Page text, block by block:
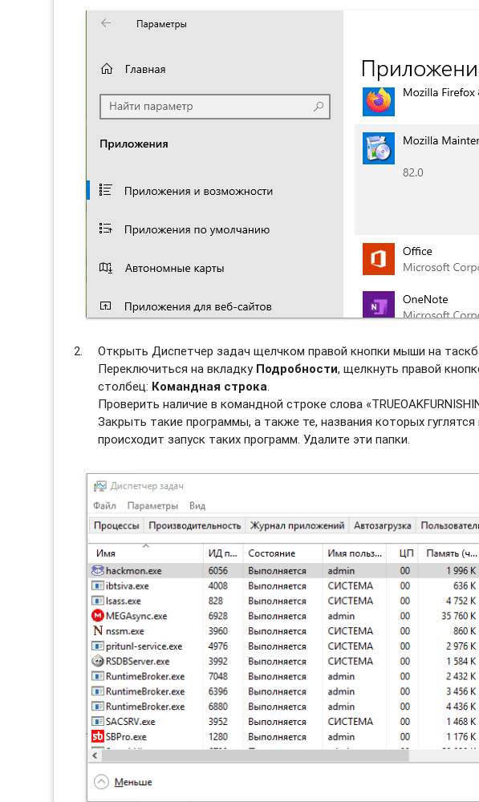
Открыть Диспетчер задач щелчком правой кнопки мыши на
Переключиться на вкладку Подробности, щелкнуть правой
столбец: Командная строка.
Проверить наличие в командной строке слова
Закрыть такие программы, а также те, названия которых
происходит запуск таких программ. Удалите эти папки.